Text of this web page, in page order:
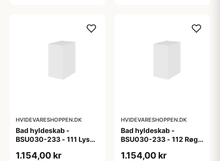
HVIDEVARESHOPPEN.DK
Bad hyldeskab -
BSU030-233 - 111 Lys
1.154,00 kr
HVIDEVARESHOPPEN.DK
Bad hyldeskab -
BSU030-233 - 112 Røget
1.154,00 kr